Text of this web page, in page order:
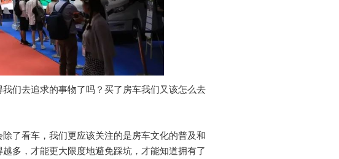
们去追求的事物了吗？买了房车我们又该怎么去
了看车，我们更应该关注的是房车文化的普及和
多，才能更大限度地避免踩坑，才能知道拥有了